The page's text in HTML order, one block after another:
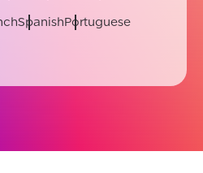
SpanishPortuguese